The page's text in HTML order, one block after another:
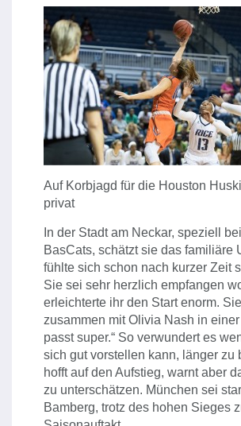
Auf Korbjagd für die Houston
privat
In der Stadt am Neckar, speziell
BasCats, schätzt sie das familiäre
fühlte sich schon nach kurzer Zeit
Sie sei sehr herzlich empfangen
erleichterte ihr den Start enorm.
zusammen mit Olivia Nash in einer
passt super.“ So verwundert es
sich gut vorstellen kann, länger zu
hofft auf den Aufstieg, warnt aber
zu unterschätzen. München sei
Bamberg, trotz des hohen Sieges